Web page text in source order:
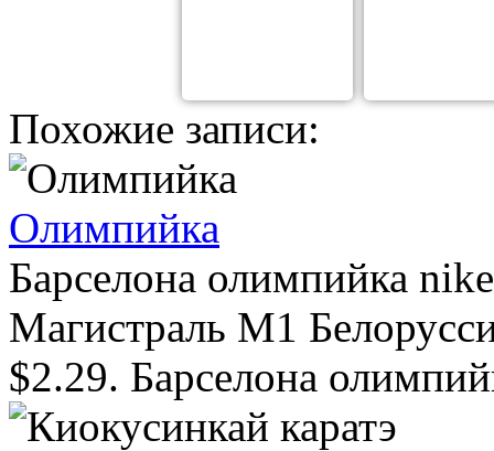
Похожие записи:
Олимпийка
Барселона олимпийка
Магистраль М1
$2.29. Барселона